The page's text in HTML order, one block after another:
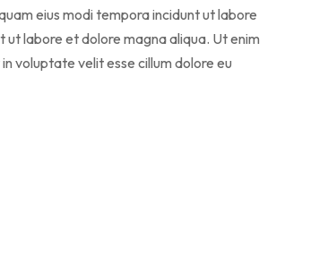
eius modi tempora incidunt ut labore
labore et dolore magna aliqua. Ut enim
voluptate velit esse cillum dolore eu